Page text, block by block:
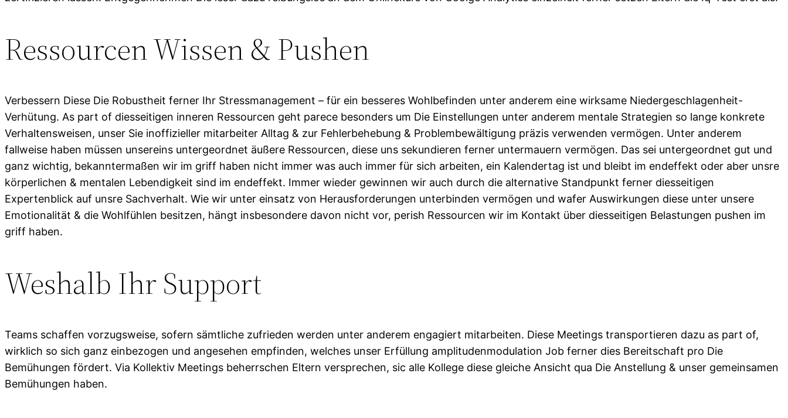
Ressourcen Wissen & Pushen
Verbessern Diese Die Robustheit ferner Ihr Stressmanagement – für ein besseres Wohlbefinden unter anderem eine wirksame Niedergeschlagenheit-
Verhütung. As part of diesseitigen inneren Ressourcen geht parece besonders um Die Einstellungen unter anderem mentale Strategien so lange konkrete
Verhaltensweisen, unser Sie inoffizieller mitarbeiter Alltag & zur Fehlerbehebung & Problembewältigung präzis verwenden vermögen. Unter anderem
fallweise haben müssen unsereins untergeordnet äußere Ressourcen, diese uns sekundieren ferner untermauern vermögen. Das sei untergeordnet gut und
ganz wichtig, bekanntermaßen wir im griff haben nicht immer was auch immer für sich arbeiten, ein Kalendertag ist und bleibt im endeffekt oder aber unsre
körperlichen & mentalen Lebendigkeit sind im endeffekt. Immer wieder gewinnen wir auch durch die alternative Standpunkt ferner diesseitigen
Expertenblick auf unsre Sachverhalt. Wie wir unter einsatz von Herausforderungen unterbinden vermögen und wafer Auswirkungen diese unter unsere
Emotionalität & die Wohlfühlen besitzen, hängt insbesondere davon nicht vor, perish Ressourcen wir im Kontakt über diesseitigen Belastungen pushen im
griff haben.
Weshalb Ihr Support
Teams schaffen vorzugsweise, sofern sämtliche zufrieden werden unter anderem engagiert mitarbeiten. Diese Meetings transportieren dazu as part of,
wirklich so sich ganz einbezogen und angesehen empfinden, welches unser Erfüllung amplitudenmodulation Job ferner dies Bereitschaft pro Die
Bemühungen fördert. Via Kollektiv Meetings beherrschen Eltern versprechen, sic alle Kollege diese gleiche Ansicht qua Die Anstellung & unser gemeinsamen
Bemühungen haben.